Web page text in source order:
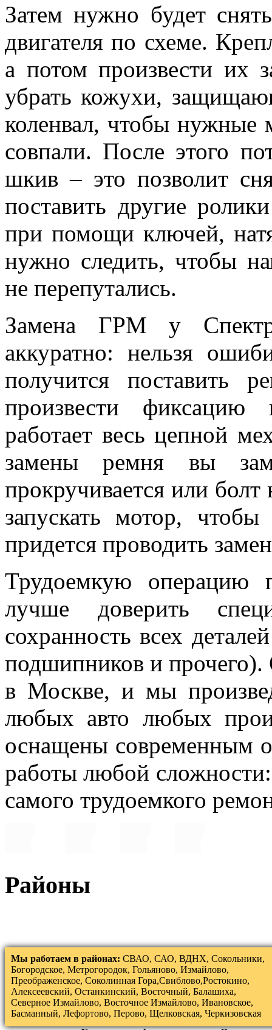
Затем нужно будет
двигателя по схеме.
а потом произвести их
убрать кожухи,
коленвал, чтобы нужные
совпали. После этого
шкив – это позволит
поставить другие
при помощи ключей,
нужно следить, чтобы
не перепутались.
Замена ГРМ у
аккуратно: нельзя
получится поставить
произвести
работает весь цепной
замены ремня вы
прокручивается или болт
запускать мотор,
придется проводить
Трудоемкую операцию
лучше доверить
сохранность всех
подшипников и
в Москве, и мы
любых авто любых
оснащены современным
работы любой
самого трудоемкого
Районы
Мы работаем в районах: СВАО, САО, ВДНХ, Сокольники,
Богородское, Метрогородок, Гольяново, Измайлово,
Преображенское, Соколинная Гора,Свиблово,Ростокино,
Алексеевский, Останкинский, Восточный, Балашиха,
Северное Измайлово, Восточное Измайлово, Ивановское,
Басманный, Лефортово, Перово, Щелковская, Черкизовская